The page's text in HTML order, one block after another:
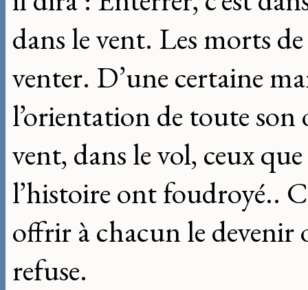
dans le vent. Les morts
venter. D’une certaine
l’orientation de toute
vent, dans le vol, ceux
l’histoire ont foudroyé..
offrir à chacun le devenir
refuse.